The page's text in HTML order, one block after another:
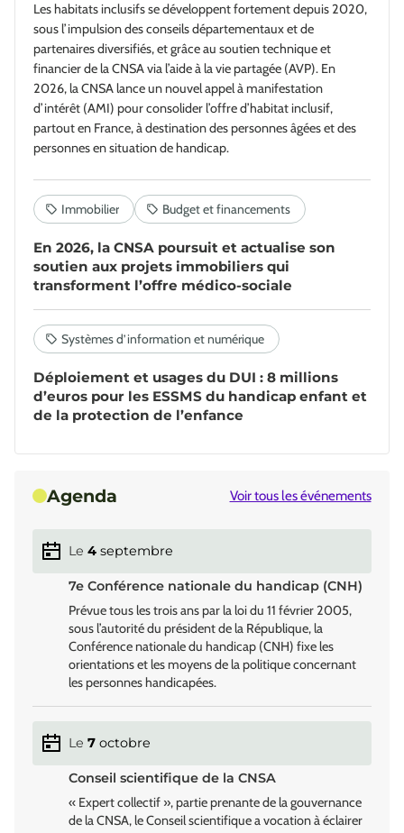
Les habitats inclusifs se développent fortement depuis 2020,
sous l’impulsion des conseils départementaux et de
partenaires diversifiés, et grâce au soutien technique et
financier de la CNSA via l’aide à la vie partagée (AVP). En
2026, la CNSA lance un nouvel appel à manifestation
d’intérêt (AMI) pour consolider l’offre d’habitat inclusif,
partout en France, à destination des personnes âgées et des
personnes en situation de handicap.
En 2026, la CNSA poursuit et actualise son
soutien aux projets immobiliers qui
transforment l’offre médico-sociale
Déploiement et usages du DUI : 8 millions
d’euros pour les ESSMS du handicap enfant et
de la protection de l’enfance
Agenda Voir tous les événements
Le 4septembre
7e Conférence nationale du handicap (CNH)
Prévue tous les trois ans par la loi du 11 février 2005,
sous l’autorité du président de la République, la
Conférence nationale du handicap (CNH) fixe les
orientations et les moyens de la politique concernant
les personnes handicapées.
Le 7octobre
Conseil scientifique de la CNSA
« Expert collectif », partie prenante de la gouvernance
de la CNSA, le Conseil scientifique a vocation à éclairer